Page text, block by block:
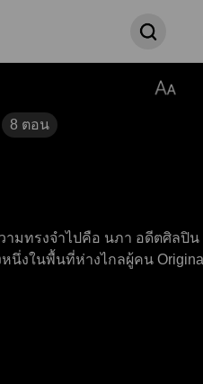
8 ตอน
มทรงจำไปคือ นภา อดีตศิลปิน
นที่ห่างไกลผู้คน Original by